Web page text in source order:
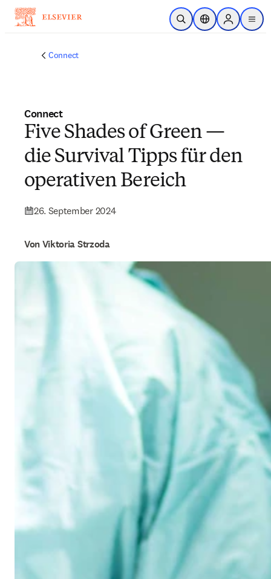
Zum Hauptinhalt wechseln
Suche öffnenStandortauswahl
Sign in to
menu
Connect
Connect
Five Shades of Green —
die Survival Tipps für den
operativen Bereich
26. September 2024
Von Viktoria Strzoda